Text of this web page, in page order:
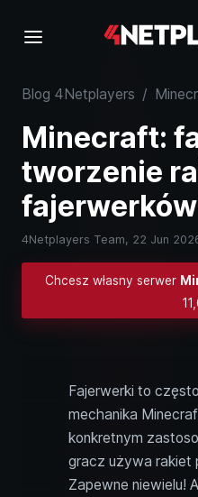
Blog 4Netplayers /
Minecraft:
tworzenie
fajerwerków
4Netplayers Team, 22 Jun
Chcesz własny serwer
Fajerwerki to
mechanika
konkretnym
gracz używa rakiet
Zapewne niewielu!